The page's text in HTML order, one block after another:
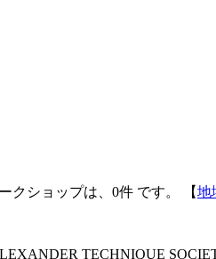
クショップは、0件 です。 【地
TECHNIQUE